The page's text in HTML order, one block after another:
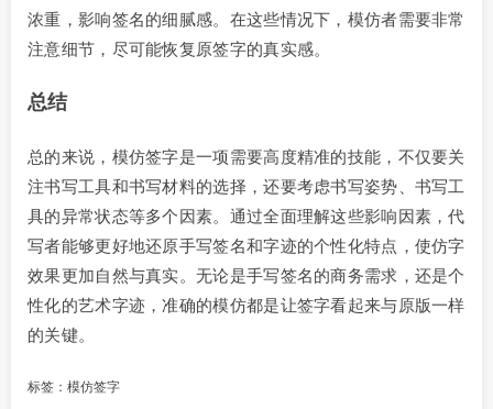
浓重，影响签名的细腻感。在这些情况下，模仿者需要非常
注意细节，尽可能恢复原签字的真实感。
总结
总的来说，模仿签字是一项需要高度精准的技能，不仅要关
注书写工具和书写材料的选择，还要考虑书写姿势、书写工
具的异常状态等多个因素。通过全面理解这些影响因素，代
写者能够更好地还原手写签名和字迹的个性化特点，使仿字
效果更加自然与真实。无论是手写签名的商务需求，还是个
性化的艺术字迹，准确的模仿都是让签字看起来与原版一样
的关键。
标签： 模仿签字